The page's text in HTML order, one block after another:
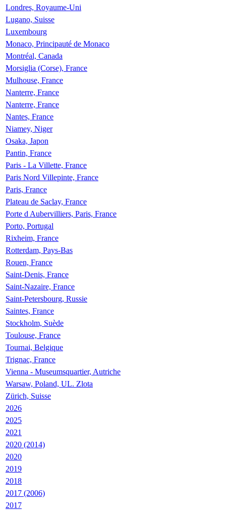
Londres, Royaume-Uni
Lugano, Suisse
Luxembourg
Monaco, Principauté de Monaco
Montréal, Canada
Morsiglia (Corse), France
Mulhouse, France
Nanterre, France
Nanterre, France
Nantes, France
Niamey, Niger
Osaka, Japon
Pantin, France
Paris - La Villette, France
Paris Nord Villepinte, France
Paris, France
Plateau de Saclay, France
Porte d Aubervilliers, Paris, France
Porto, Portugal
Rixheim, France
Rotterdam, Pays-Bas
Rouen, France
Saint-Denis, France
Saint-Nazaire, France
Saint-Petersbourg, Russie
Saintes, France
Stockholm, Suède
Toulouse, France
Tournai, Belgique
Trignac, France
Vienna - Museumsquartier, Autriche
Warsaw, Poland, UL. Zlota
Zürich, Suisse
2026
2025
2021
2020 (2014)
2020
2019
2018
2017 (2006)
2017